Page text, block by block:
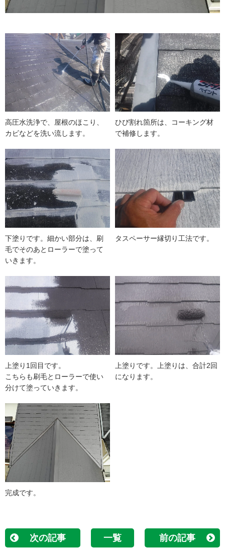
高圧水洗浄で、屋根のほこり、
カビなどを洗い流します。
ひび割れ箇所は、コーキング材
で補修します。
下塗りです。細かい部分は、刷
毛でそのあとローラーで塗って
いきます。
タスペーサー縁切り工法です。
上塗り1回目です。
こちらも刷毛とローラーで使い
分けて塗っていきます。
上塗りです。上塗りは、合計2回
になります。
完成です。
次の記事 一覧 前の記事